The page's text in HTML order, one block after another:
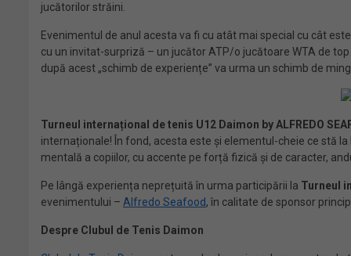
jucătorilor străini.
Evenimentul de anul acesta va fi cu atât mai special cu cât
cu un invitat-surpriză – un jucător ATP/o jucătoare WTA de
după acest „schimb de experiențe” va urma un schimb de
Turneul internațional de tenis U12 Daimon by ALFREDO
internaționale! În fond, acesta este și elementul-cheie ce stă
mentală a copiilor, cu accente pe forță fizică și de caracter,
Pe lângă experiența neprețuită în urma participării la Turneul
evenimentului – Alfredo Seafood, în calitate de sponsor
Despre Clubul de Tenis Daimon